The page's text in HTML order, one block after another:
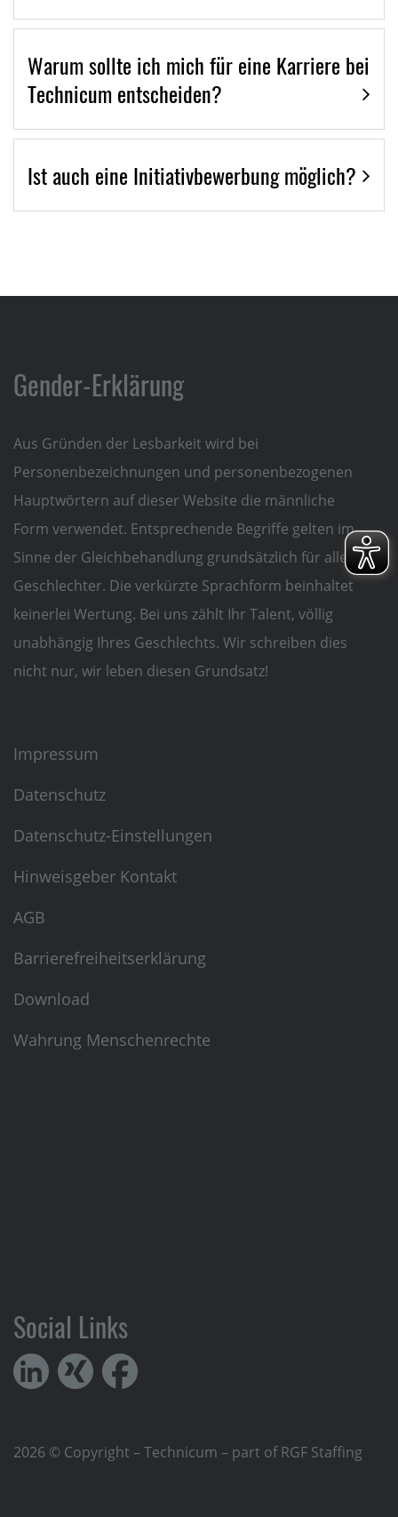
Warum sollte ich mich für eine Karriere bei
Technicum entscheiden?
Ist auch eine Initiativbewerbung möglich?
Gender-Erklärung
Aus Gründen der Lesbarkeit wird bei
Personenbezeichnungen und personenbezogenen
Hauptwörtern auf dieser Website die männliche
Form verwendet. Entsprechende Begriffe gelten im
Sinne der Gleichbehandlung grundsätzlich für alle
Geschlechter. Die verkürzte Sprachform beinhaltet
keinerlei Wertung. Bei uns zählt Ihr Talent, völlig
unabhängig Ihres Geschlechts. Wir schreiben dies
nicht nur, wir leben diesen Grundsatz!
Impressum
Datenschutz
Datenschutz-Einstellungen
Hinweisgeber Kontakt
AGB
Barrierefreiheitserklärung
Download
Wahrung Menschenrechte
Social Links
2026 © Copyright – Technicum – part of RGF Staffing